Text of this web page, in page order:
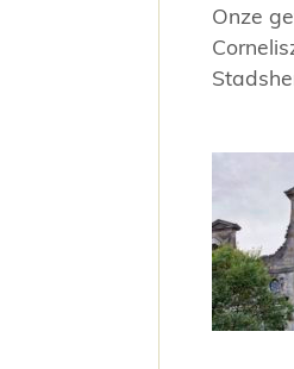
Onze